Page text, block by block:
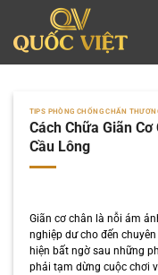
nội
dung
TIPS PHÒNG CHỐNG CHẤN
Cách Chữa Giãn
Cầu Lông
Giãn cơ chân là nỗi ám
nghiệp dư cho đến
hiện bất ngờ sau những
phải tạm dừng cuộc chơi